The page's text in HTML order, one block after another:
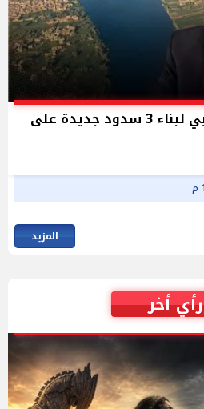
مصر ترفض مخطط إثيوبي لبناء 3 سدود جديدة على
المزيد
رأي أخر